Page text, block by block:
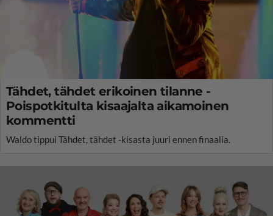
Tähdet, tähdet erikoinen tilanne -
Poispotkitulta kisaajalta aikamoinen
kommentti
Waldo tippui Tähdet, tähdet -kisasta juuri ennen finaalia.